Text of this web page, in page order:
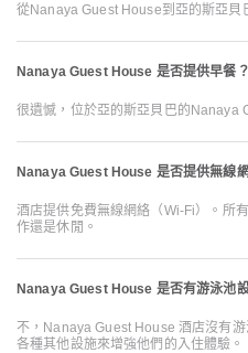
從Nanaya Guest House到亞的斯亞貝
Nanaya Guest House 是否提供早餐？
很遺憾，位於亞的斯亞貝巴的Nanaya
Nanaya Guest House 是否提供無線
酒店提供免費無線網絡（Wi-Fi）。所
作還是休閒。
Nanaya Guest House 是否有游泳池
不，Nanaya Guest House 酒店沒有
各種其他設施來增強他們的入住體驗。